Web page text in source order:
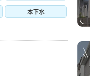
本下水